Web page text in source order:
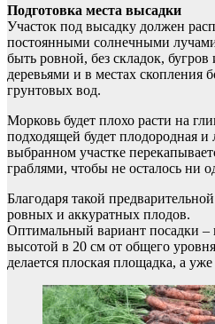
Подготовка места высадки
Участок под высадку должен
постоянными солнечными
быть ровной, без складок,
деревьями и в местах скопления
грунтовых вод.
Морковь будет плохо расти на
подходящей будет плодородная и
выбранном участке
граблями, чтобы не осталось ни
Благодаря такой
ровных и аккуратных плодов.
Оптимальный вариант посадки –
высотой в 20 см от общего
делается плоская площадка, а